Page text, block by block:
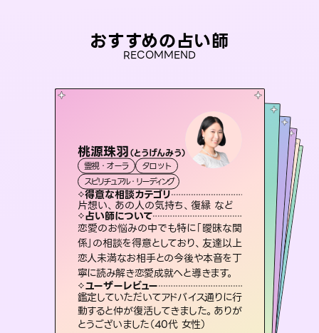
おすすめの占い師
RECOMMEND
桃源珠羽（とうげんみう）
霊視・オーラ
タロット
スピリチュアル・リーディング
得意な相談カテゴリ
片想い、あの人の気持ち、復縁 など
占い師について
恋愛のお悩みの中でも特に「曖昧な関
係」の相談を得意としており、友達以上
恋人未満なお相手との今後や本音を丁
寧に読み解き恋愛成就へと導きます。
ユーザーレビュー
鑑定していただいてアドバイス通りに行
動すると仲が復活してきました。ありが
とうございました（40代 女性）
彗望（すいぼう）
霊視・オーラ 透視
スピリチュアル・リーディング
得意な相談カテゴリ
片想い、あの人の気持ち、復縁 など
占い師について
3,700年以上の歴史を持つ東洋最古の
占術「易占」で詳細まで占い、幸せへ向
かう道筋を示します。厳しい結果にも具
体的な対策をお伝えします。
ユーザーレビュー
複雑な背景もしっかり聞いて鑑定して
いただけました。気持ちが楽になりまし
た（50代 女性）
未来視師＊花
霊視・オーラ
スピリチュアル・リーディング
得意な相談カテゴリ
出逢い、片想い、復縁 など
占い師について
未来には何パターンもの選択肢があり
ます。不安で視えにくくなっているあな
たの素敵な未来を見つけ、その未来を
選択できるようアドバイスします。
ユーザーレビュー
職場の人の性質や人間関係、本心など
本当によく視えていてびっくり。対策が
打てて前向きになれます（40代）
アイリス -iris-
西洋占星術
ルーン
得意な相談カテゴリ
恋愛総合、片想い、二人の未来 など
占い師について
復縁、恋愛、不倫の行方、同性愛や片思い、仕事関係や借金問題まで知りたいことや心の負担になっていることを紐解き、背中をそっと押して導きます。
ユーザーレビュー
安心感のあり、言い切ってくれる所や濁
さない鑑定のおかげで、毎回自分の気
持ちを整えられます（30代 男性）
おう 霊感オラクル
霊視・オーラ
オラクルカード
得意な相談カテゴリ
恋愛総合、あの人の気持ち など
占い師について
霊視×オラクルカードを使って「今」と
「未来」そして「気になるあの人の気持
ち」まで丁寧に読み解き、恋や人生のヒ
ントを優しく引き出します。
ユーザーレビュー
不安な気持ちが嘘みたいに晴れまし
た…！よく視えていらっしゃるんだなと
感じました（40代 女性）
セラピスト理恵
霊視・オーラ タロット
スピリチュアル・リーディング
得意な相談カテゴリ
片想い、二人の未来、年の差 など
占い師について
連絡再開、復縁、成就などの報告実績
多数。セラピストとして2万超の施術経
験があるからこそできる鑑定で、より良
い未来をサポートします。
ユーザーレビュー
とても心温まる鑑定でした。しかもこち
らは何も言っていないのに視えていらっ
しゃるんだなと驚きです（30代女性）